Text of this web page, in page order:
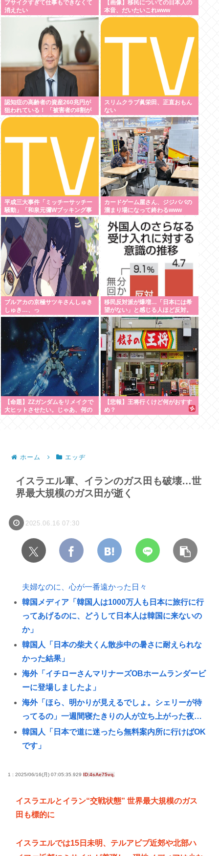
ブサイクすぎて仕事もできなくて
消えたい
【画像】移民についての日本人の
本音、だいたいこれwww
認知症の高齢者の資産260兆円が
狙われている！ 「被害者の8割が
だまされた認識なし」
スリムクラブ眞栄田、正直おもん
ない
平成三大事件「ミッチーサッチー
騒動」「和泉元彌Wブッキング事
件」あとひとつは？
カードゲーム屋さん、ジジババの
溜まり場になって終わるwww
ブルアカの京極サツキさんしゅき
しゅき…、っ
移民反対派が爆増…「日本には希
望がない」と感じる人ほど反対。
進む若者の嫌儲化
【命題】ZZガンダムをリメイクで
大ヒットさせたい。じゃあ、何の
【悲報】王将行くけど何がおすす
め？
ホーム エッヂ
イスラエル軍、イランのガス田も破壊…世
界最大規模のガス田が逝く
2025.06.16 07:30
夫婦なのに、心が一番遠かった日々
韓国メディア「韓国人は1000万人も日本に旅行に行
ってあげるのに、どうして日本人は韓国に来ないの
か」
韓国人「日本の柴犬くん散歩中の暑さに耐えられな
かった結果」
海外「イチローさんマリナーズOBホームランダービ
ーに登場しましたよ」
海外「ほら、明かりが見えるでしょ。シェリーが待
ってるの」一週間寝たきりの人が立ち上がった夜…
韓国人「日本で道に迷ったら無料案内所に行けばOK
です」
を購入しプロゲーマーと結婚したグラドル、息子が
女子高生コスプレイヤー、夏の電車が臭くて苦言
「洋服は一回全部熱湯につけよう！洗濯機はキッチ
【画像あり】女子大生「長岡の花火行ってきた」 花
1 : 2025/06/16(月) 07:05:35.929 ID:4sAe75vq.
イスラエルとイラン“交戦状態” 世界最大規模のガス
田も標的に
イスラエルでは15日未明、テルアビブ近郊や北部ハ